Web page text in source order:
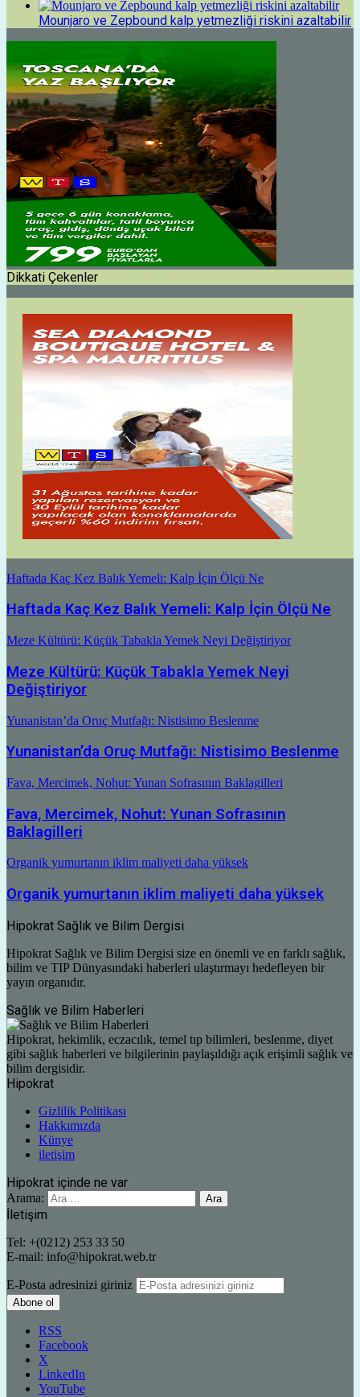
Mounjaro ve Zepbound kalp yetmezliği riskini azaltabilir
Dikkati Çekenler
Haftada Kaç Kez Balık Yemeli: Kalp İçin Ölçü Ne
Haftada Kaç Kez Balık Yemeli: Kalp İçin Ölçü Ne
Meze Kültürü: Küçük Tabakla Yemek Neyi Değiştiriyor
Meze Kültürü: Küçük Tabakla Yemek Neyi
Değiştiriyor
Yunanistan’da Oruç Mutfağı: Nistisimo Beslenme
Yunanistan’da Oruç Mutfağı: Nistisimo Beslenme
Fava, Mercimek, Nohut: Yunan Sofrasının Baklagilleri
Fava, Mercimek, Nohut: Yunan Sofrasının
Baklagilleri
Organik yumurtanın iklim maliyeti daha yüksek
Organik yumurtanın iklim maliyeti daha yüksek
Hipokrat Sağlık ve Bilim Dergisi
Hipokrat Sağlık ve Bilim Dergisi size en önemli ve en farklı sağlık,
bilim ve TIP Dünyasındaki haberleri ulaştırmayı hedefleyen bir
yayın organıdır.
Sağlık ve Bilim Haberleri
Hipokrat, hekimlik, eczacılık, temel tıp bilimleri, beslenme, diyet
gibi sağlık haberleri ve bilgilerinin paylaşıldığı açık erişimli sağlık ve
bilim dergisidir.
Hipokrat
Gizlilik Politikası
Hakkımızda
Künye
iletişim
Hipokrat içinde ne var
Arama:
İletişim
Tel: +(0212) 253 33 50
E-mail: info@hipokrat.web.tr
E-Posta adresinizi giriniz
RSS
Facebook
X
LinkedIn
YouTube